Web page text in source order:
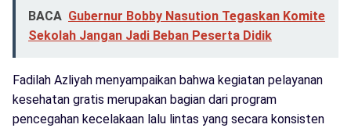
BACA Gubernur Bobby Nasution Tegaskan Komite
Sekolah Jangan Jadi Beban Peserta Didik
Fadilah Azliyah menyampaikan bahwa kegiatan pelayanan
kesehatan gratis merupakan bagian dari program
pencegahan kecelakaan lalu lintas yang secara konsisten